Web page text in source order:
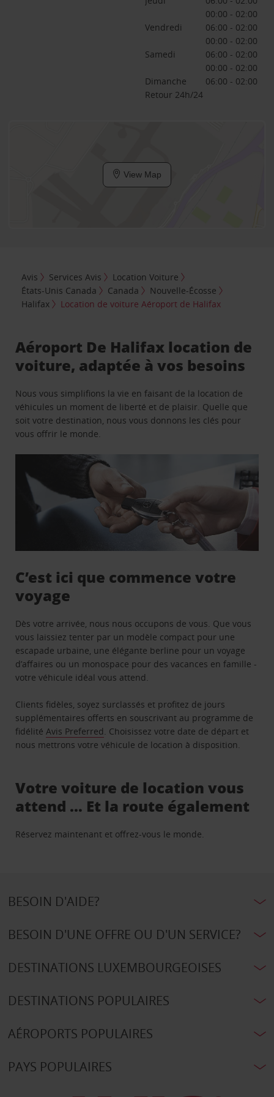
00:00 - 02:00
Vendredi
06:00 - 02:00
00:00 - 02:00
Samedi
06:00 - 02:00
00:00 - 02:00
Dimanche
06:00 - 02:00
Retour 24h/24
View Map
Avis Services Avis
Location Voiture
États-Unis Canada
Canada
Nouvelle-Écosse
Halifax
Location de voiture Aéroport de Halifax
Aéroport De Halifax location de
voiture, adaptée à vos besoins
Nous vous simplifions la vie en faisant de la location de
véhicules un moment de liberté et de plaisir. Quelle que
soit votre destination, nous vous donnons les clés pour
vous offrir le monde.
C’est ici que commence votre
voyage
Dès votre arrivée, nous nous occupons de vous. Que vous
vous laissiez tenter par un modèle compact pour une
escapade urbaine, une élégante berline pour un voyage
d’affaires ou un monospace pour des vacances en famille -
votre véhicule idéal vous attend.
Clients fidèles, soyez surclassés et profitez de jours
supplémentaires offerts en souscrivant au programme de
fidélitéAvis Preferred. Choisissez votre date de départ et
nous mettrons votre véhicule de location à disposition.
Votre voiture de location vous
attend … Et la route également
Réservez maintenant et offrez-vous le monde.
BESOIN D'AIDE?
BESOIN D'UNE OFFRE OU D'UN SERVICE?
DESTINATIONS LUXEMBOURGEOISES
DESTINATIONS POPULAIRES
AÉROPORTS POPULAIRES
PAYS POPULAIRES